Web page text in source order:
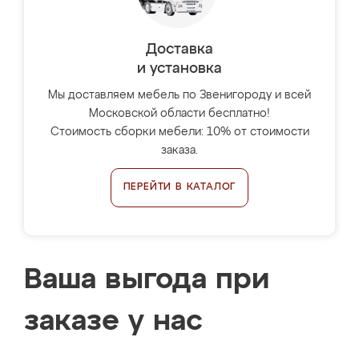
Доставка
и установка
Мы доставляем мебель по Звенигороду и всей
Московской области бесплатно!
Стоимость сборки мебели: 10% от стоимости
заказа.
ПЕРЕЙТИ В КАТАЛОГ
Ваша выгода при
заказе у нас